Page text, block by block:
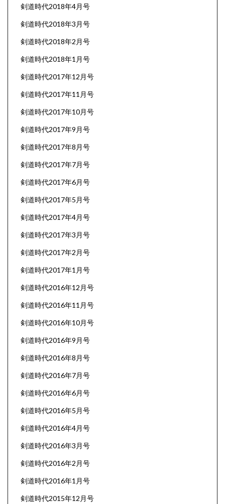
剣道時代2018年4月号
剣道時代2018年3月号
剣道時代2018年2月号
剣道時代2018年1月号
剣道時代2017年12月号
剣道時代2017年11月号
剣道時代2017年10月号
剣道時代2017年9月号
剣道時代2017年8月号
剣道時代2017年7月号
剣道時代2017年6月号
剣道時代2017年5月号
剣道時代2017年4月号
剣道時代2017年3月号
剣道時代2017年2月号
剣道時代2017年1月号
剣道時代2016年12月号
剣道時代2016年11月号
剣道時代2016年10月号
剣道時代2016年9月号
剣道時代2016年8月号
剣道時代2016年7月号
剣道時代2016年6月号
剣道時代2016年5月号
剣道時代2016年4月号
剣道時代2016年3月号
剣道時代2016年2月号
剣道時代2016年1月号
剣道時代2015年12月号